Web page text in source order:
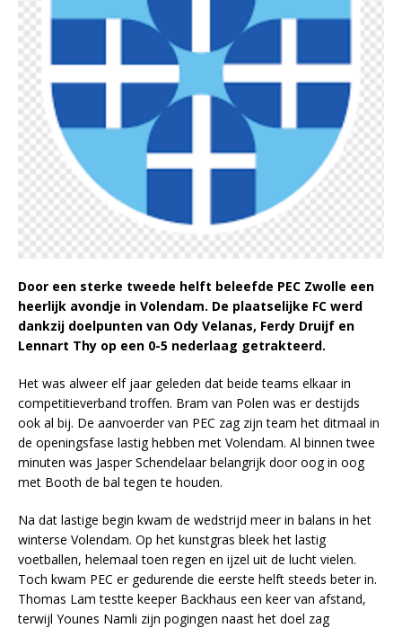
Door een sterke tweede helft beleefde PEC Zwolle een
heerlijk avondje in Volendam. De plaatselijke FC werd
dankzij doelpunten van Ody Velanas, Ferdy Druijf en
Lennart Thy op een 0-5 nederlaag getrakteerd.
Het was alweer elf jaar geleden dat beide teams elkaar in
competitieverband troffen. Bram van Polen was er destijds
ook al bij. De aanvoerder van PEC zag zijn team het ditmaal in
de openingsfase lastig hebben met Volendam. Al binnen twee
minuten was Jasper Schendelaar belangrijk door oog in oog
met Booth de bal tegen te houden.
Na dat lastige begin kwam de wedstrijd meer in balans in het
winterse Volendam. Op het kunstgras bleek het lastig
voetballen, helemaal toen regen en ijzel uit de lucht vielen.
Toch kwam PEC er gedurende die eerste helft steeds beter in.
Thomas Lam testte keeper Backhaus een keer van afstand,
terwijl Younes Namli zijn pogingen naast het doel zag